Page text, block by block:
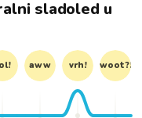
sladoled u
aww vrh! woot?!